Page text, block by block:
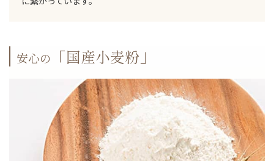
に繋がっています。
安心の 「国産小麦粉」